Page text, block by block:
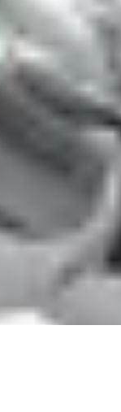
traditionnelle Pratiques